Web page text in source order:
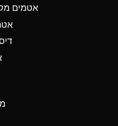
Anhydrous
Gas (cold)
Gas (hot)
אטמים